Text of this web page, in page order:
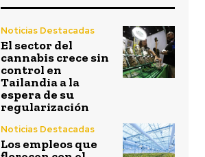
Noticias Destacadas
El sector del
cannabis crece sin
control en
Tailandia a la
espera de su
regularización
Noticias Destacadas
Los empleos que